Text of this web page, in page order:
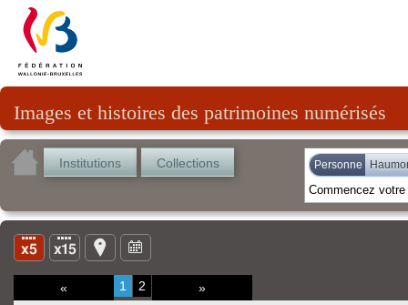
Images et histoires des patrimoines numérisés
Institutions Collections Personne
« 1 2 »